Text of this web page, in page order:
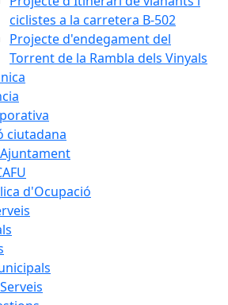
ciclistes a la carretera B-502
Projecte d'endegament del
Torrent de la Rambla dels Vinyals
ciutadana
d'Ocupació